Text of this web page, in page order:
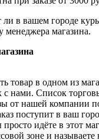
ли в вашем городе
менеджера магазина.
товар в одном из
нами. Список
от нашей компании
поступит в ваш
идёте в этот
зоне и называете